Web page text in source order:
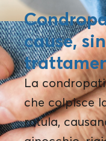
cause,
La
che colpisce
rotula,